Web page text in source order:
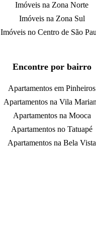
Imóveis na Zona Norte
Imóveis na Zona Sul
Imóveis no Centro de São
Encontre por bairro
Apartamentos em Pinheiros
Apartamentos na Vila
Apartamentos na Mooca
Apartamentos no Tatuapé
Apartamentos na Bela Vista